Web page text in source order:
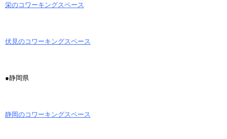
栄のコワーキングスペース
伏見のコワーキングスペース
●静岡県
静岡のコワーキングスペース